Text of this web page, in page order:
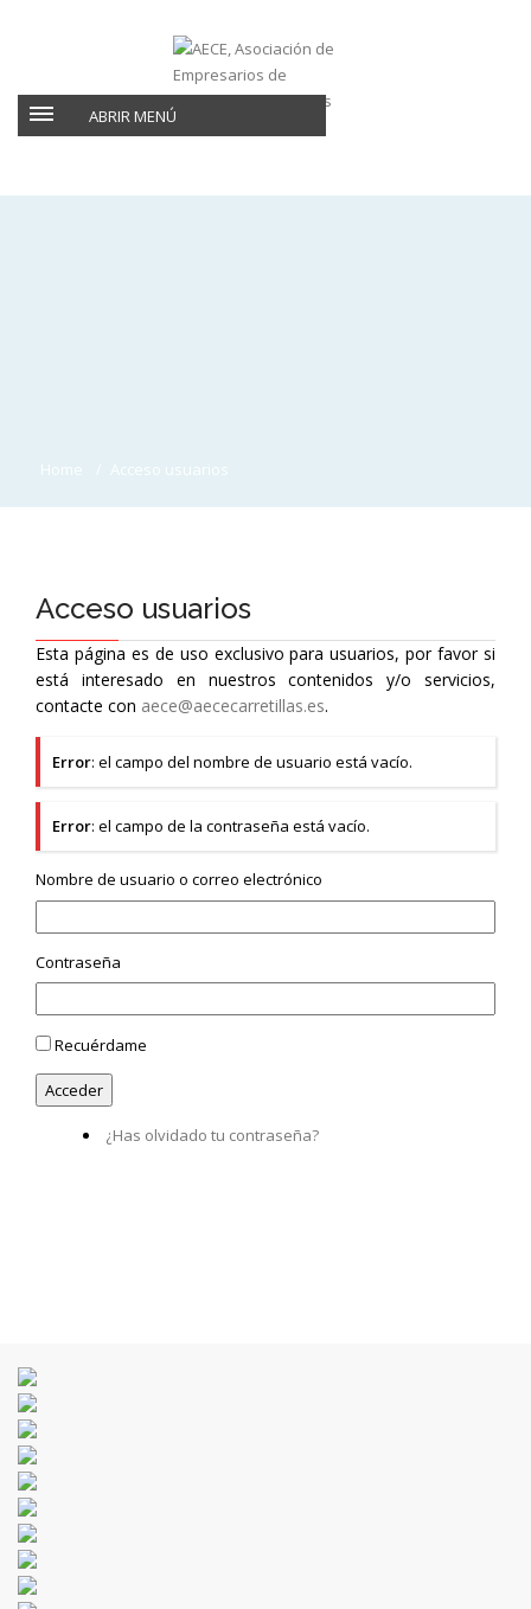
ABRIR MENÚ
Home Acceso usuarios
Acceso usuarios
Esta página es de uso exclusivo para usuarios, por favor si
está interesado en nuestros contenidos y/o servicios,
contacte con aece@aececarretillas.es.
Error: el campo del nombre de usuario está vacío.
Error: el campo de la contraseña está vacío.
Nombre de usuario o correo electrónico
Contraseña
Recuérdame
¿Has olvidado tu contraseña?